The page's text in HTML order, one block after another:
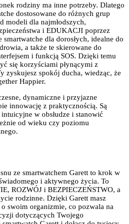
rodziny ma inne potrzeby. Dlatego
dostosowane do różnych grup
modeli dla najmłodszych,
i EDUKACJI poprzez
dla dorosłych, idealne do
a także te skierowane do
i funkcją SOS. Dzięki temu
się korzyściami płynącymi z
zyskujesz spokój ducha, wiedząc, że
Happier.
dynamiczne i przyjazne
innowację z praktycznością. Są
w obsłudze i stanowić
od wieku czy poziomu
ze smartwatchem Garett to krok w
i aktywnego życia. To
ROZWÓJ i BEZPIECZEŃSTWO, a
rodzinne. Dzięki Garett masz
swoim organizmie, co pozwala na
dotyczących Twojego